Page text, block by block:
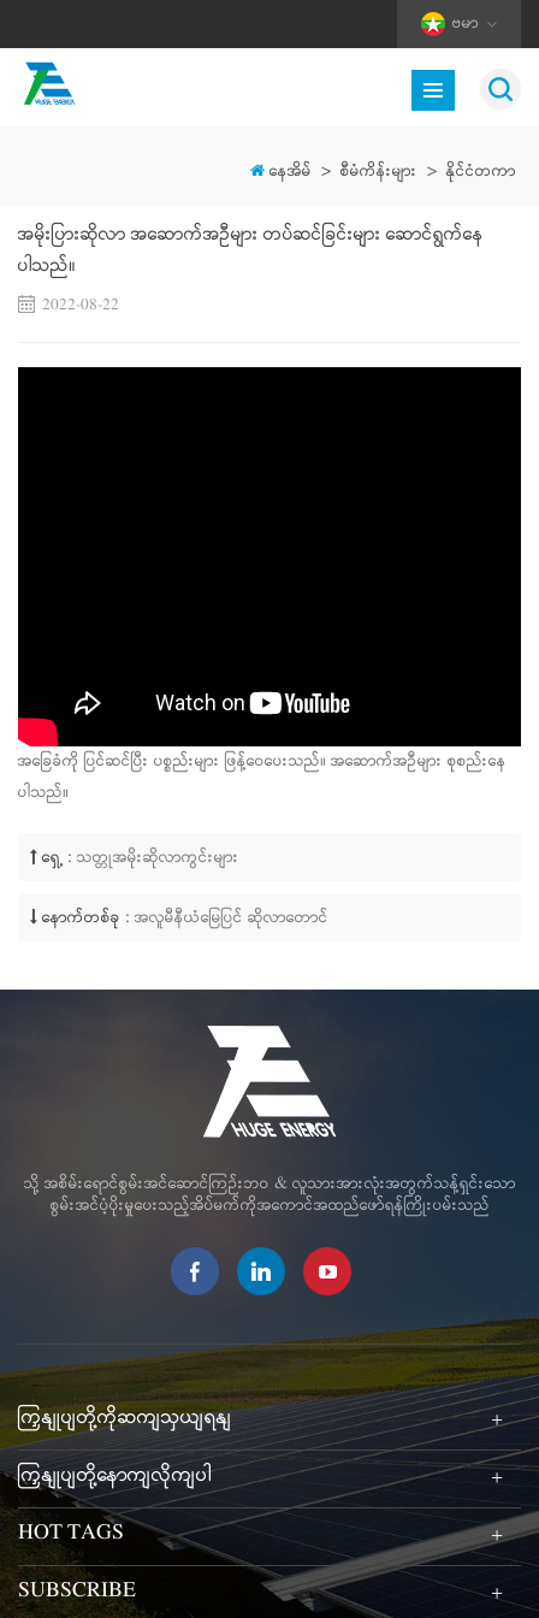
ဗမာ
နေအိမ် > စီမံကိန်းများ > နိုင်ငံတကာ
အမိုးပြားဆိုလာ အဆောက်အဦများ တပ်ဆင်ခြင်းများ ဆောင်ရွက်နေ
ပါသည်။
2022-08-22
အခြေခံကို ပြင်ဆင်ပြီး ပစ္စည်းများ ဖြန့်ဝေပေးသည်။ အဆောက်အဦများ စုစည်းနေ
ပါသည်။
ရှေ့ : သတ္တုအမိုးဆိုလာကွင်းများ
နောက်တစ်ခု : အလူမီနီယံမြေပြင် ဆိုလာတောင်
သို့ အစိမ်းရောင်စွမ်းအင်ဆောင်ကြဉ်းဘဝ & လူသားအားလုံးအတွက်သန့်ရှင်းသော
စွမ်းအင်ပံ့ပိုးမှုပေးသည့်အိပ်မက်ကိုအကောင်အထည်ဖော်ရန်ကြိုးပမ်းသည်
ကြှနျုပျတို့ကိုဆကျသှယျရနျ
ကြှနျုပျတို့နောကျလိုကျပါ
HOT TAGS
SUBSCRIBE